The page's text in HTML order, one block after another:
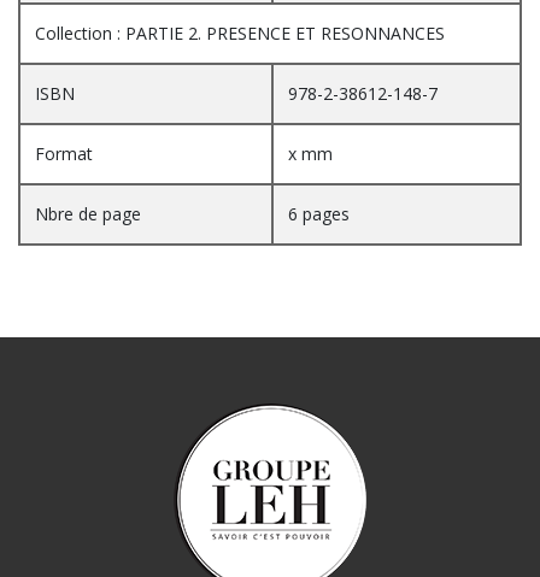
Collection : PARTIE 2. PRESENCE ET RESONNANCES
ISBN 978-2-38612-148-7
Format x mm
Nbre de page 6 pages